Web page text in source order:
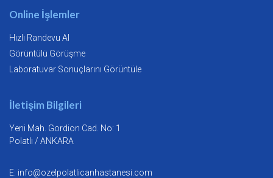
Online İşlemler
Hızlı Randevu Al
Görüntülü Görüşme
Laboratuvar Sonuçlarını Görüntüle
İletişim Bilgileri
Yeni Mah. Gordion Cad. No: 1
Polatlı / ANKARA
E: info@ozelpolatlicanhastanesi.com